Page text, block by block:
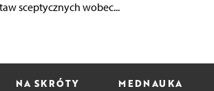
sceptycznych wobec...
NA SKRÓTY MEDNAUKA